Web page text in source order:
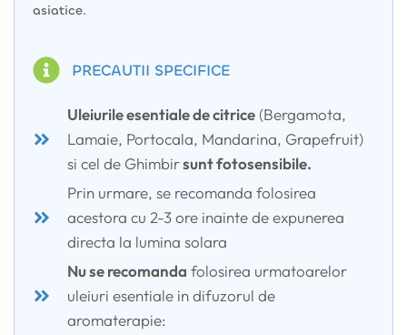
asiatice.
PRECAUTII SPECIFICE
Uleiurile esentiale de citrice (Bergamota,
Lamaie, Portocala, Mandarina, Grapefruit)
si cel de Ghimbirsunt fotosensibile.
Prin urmare, se recomanda folosirea
acestora cu 2-3 ore inainte de expunerea
directa la lumina solara
Nu se recomanda folosirea urmatoarelor
uleiuri esentiale in difuzorul de
aromaterapie: